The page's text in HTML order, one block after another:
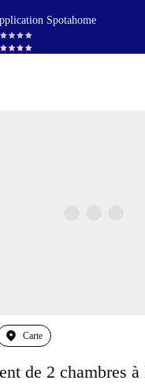
Spotahome
Carte
de 2 chambres à